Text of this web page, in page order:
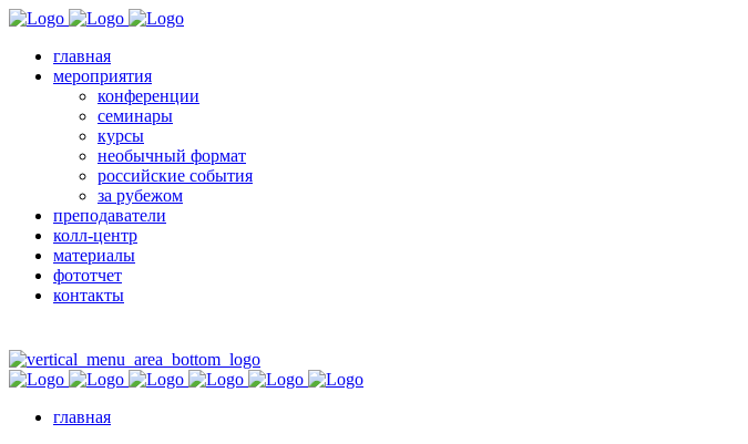
главная
мероприятия
конференции
семинары
курсы
необычный формат
российские события
за рубежом
преподаватели
колл-центр
материалы
фототчет
контакты
главная